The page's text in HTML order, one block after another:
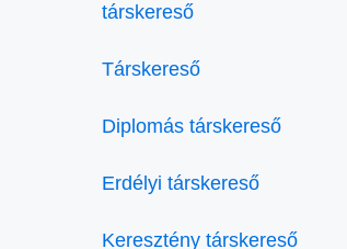
társkereső
Társkereső
Diplomás társkereső
Erdélyi társkereső
Keresztény társkereső